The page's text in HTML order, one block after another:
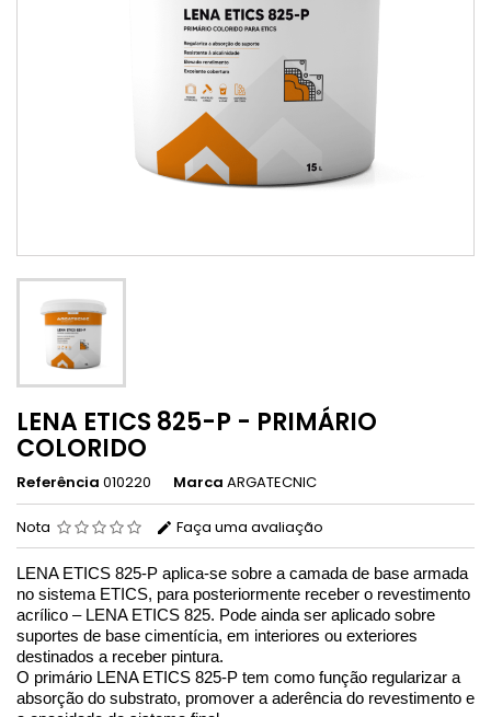
LENA ETICS 825-P - PRIMÁRIO
COLORIDO
Referência 010220 Marca ARGATECNIC
Nota Faça uma avaliação
LENA ETICS 825-P aplica-se sobre a camada de base armada
no sistema ETICS, para posteriormente receber o revestimento
acrílico – LENA ETICS 825. Pode ainda ser aplicado sobre
suportes de base cimentícia, em interiores ou exteriores
destinados a receber pintura.
O primário LENA ETICS 825-P tem como função regularizar a
absorção do substrato, promover a aderência do revestimento e